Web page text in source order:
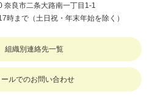
奈良市二条大路南一丁目1-1
時まで（土日祝・年末年始を除く）
組織別連絡先一覧
ールでのお問い合わせ